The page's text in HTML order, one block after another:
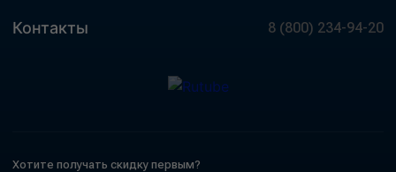
Контакты 8 (800) 234-94-20
Хотите получать скидку первым?